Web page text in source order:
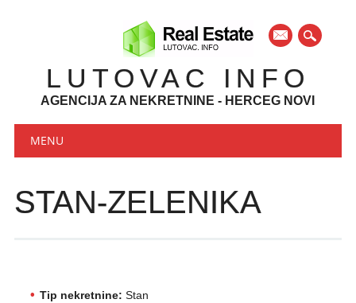
mail
LUTOVAC INFO
AGENCIJA ZA NEKRETNINE - HERCEG NOVI
Main menu
MENU
STAN-ZELENIKA
Tip nekretnine: Stan